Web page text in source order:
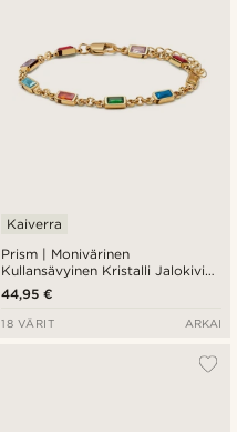
Prism | Monivärinen
Kullansävyinen Kristalli Jalokivi
Rannekoru
Kaiverra
44,95 €
18 VÄRIT ARKAI